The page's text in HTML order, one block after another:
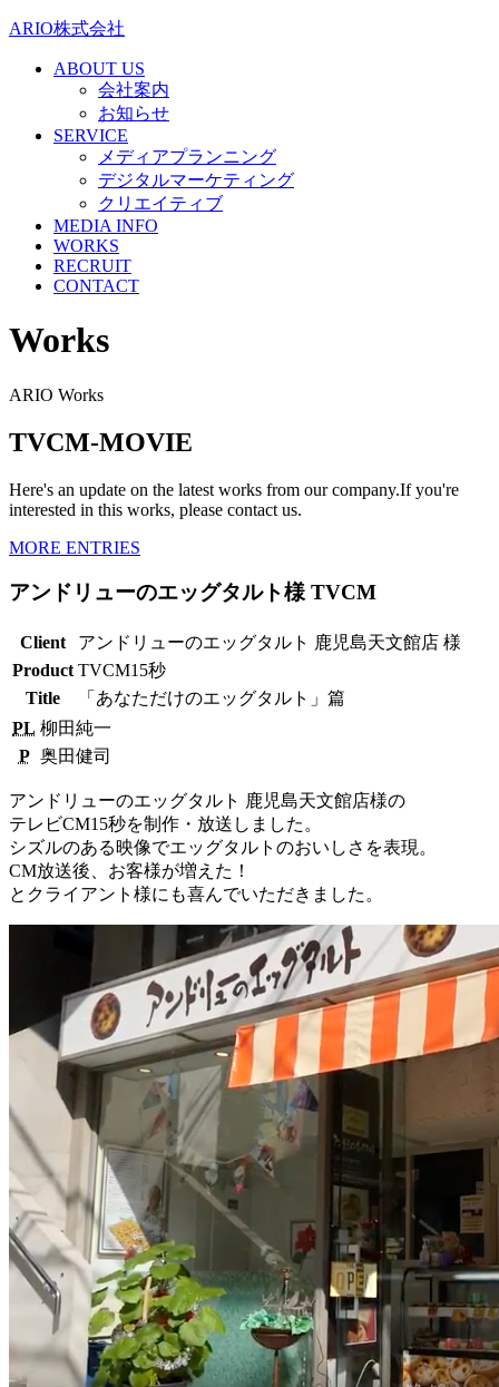
ARIO株式会社
ABOUT US
会社案内
お知らせ
SERVICE
メディアプランニング
デジタルマーケティング
クリエイティブ
MEDIA INFO
WORKS
RECRUIT
CONTACT
Works
ARIO Works
TVCM-MOVIE
Here's an update on the latest works from our company.If you're
interested in this works, please contact us.
MORE ENTRIES
アンドリューのエッグタルト様 TVCM
Client
アンドリューのエッグタルト 鹿児島天文館店 様
Product TVCM15秒
Title
「あなただけのエッグタルト」篇
PL 柳田純一
P 奥田健司
アンドリューのエッグタルト 鹿児島天文館店様の
テレビCM15秒を制作・放送しました。
シズルのある映像でエッグタルトのおいしさを表現。
CM放送後、お客様が増えた！
とクライアント様にも喜んでいただきました。